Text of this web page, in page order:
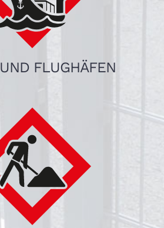
FLUGHÄFEN